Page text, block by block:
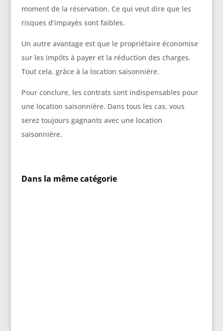
moment de la réservation. Ce qui veut dire que les
risques d’impayés sont faibles.
Un autre avantage est que le propriétaire économise
sur les impôts à payer et la réduction des charges.
Tout cela, grâce à la location saisonnière.
Pour conclure, les contrats sont indispensables pour
une location saisonnière. Dans tous les cas, vous
serez toujours gagnants avec une location
saisonnière.
Dans la même catégorie